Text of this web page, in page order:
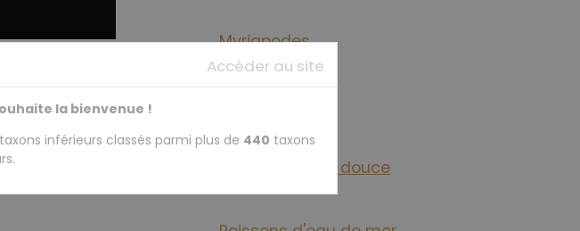
Myriapodes
Poissons d'eau douce
Accéder au site
la bienvenue !
inférieurs classés parmi plus de 440 taxons